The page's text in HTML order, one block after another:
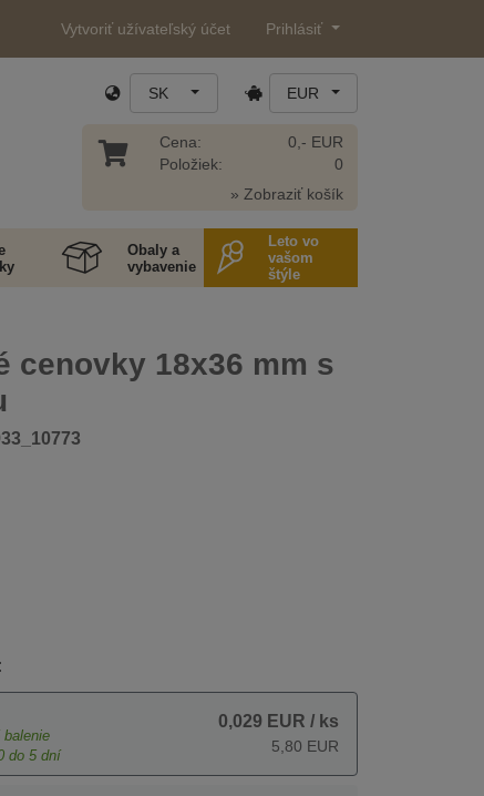
Vytvoriť užívateľský účet Prihlásiť
SK EUR
Cena:
Položiek:
0,- EUR
0
» Zobraziť košík
Obaly a
vybavenie
Leto vo
vašom
štýle
cenovky 18x36 mm s
balenie
do 5 dní
0,029 EUR / ks
5,80 EUR